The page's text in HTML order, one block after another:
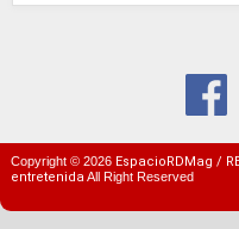
Copyright © 2026 EspacioRDMag /
entretenidaAll Right Reserved